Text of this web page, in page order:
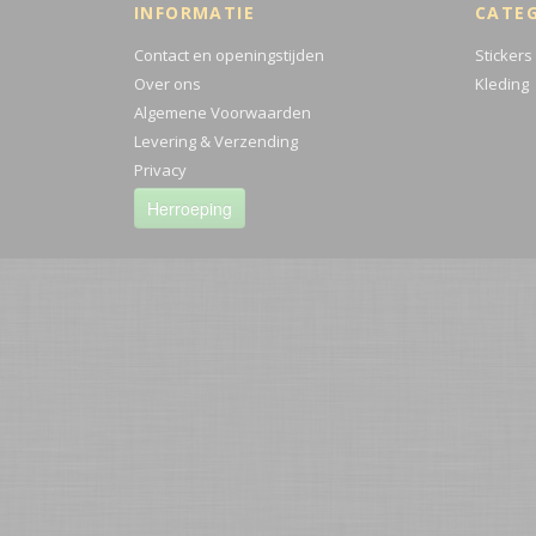
INFORMATIE
Contact en openingstijden
Over ons
Algemene Voorwaarden
Levering & Verzending
Privacy
Herroeping
Stickers
Kleding